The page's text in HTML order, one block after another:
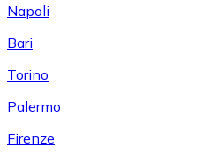
Napoli
Bari
Torino
Palermo
Firenze